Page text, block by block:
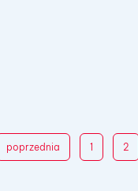
poprzednia 1 2